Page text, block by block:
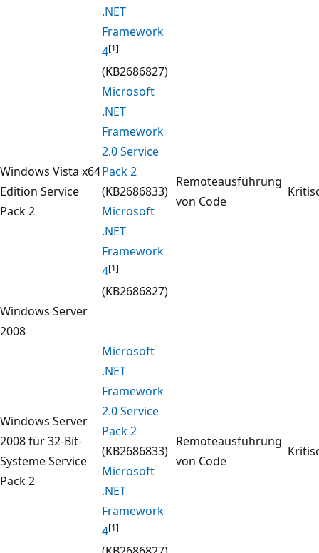
.NET
Framework
4[1]
(KB2686827)
Windows Vista x64
Edition Service
Pack 2
Microsoft
.NET
Framework
2.0 Service
Pack 2
(KB2686833)
Microsoft
.NET
Framework
4[1]
(KB2686827)
Remoteausführung
von Code
Windows Server
2008
Windows Server
2008 für 32-Bit-
Systeme Service
Pack 2
Microsoft
.NET
Framework
2.0 Service
Pack 2
(KB2686833)
Microsoft
.NET
Framework
4[1]
Remoteausführung
von Code